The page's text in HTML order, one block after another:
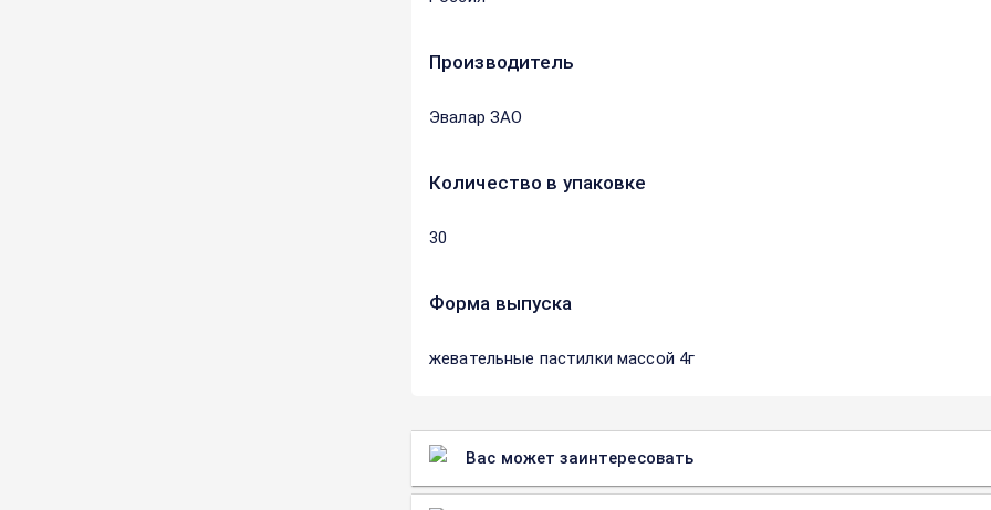
Производитель
Эвалар ЗАО
Количество в упаковке
30
Форма выпуска
жевательные пастилки массой 4г
Вас может заинтересовать